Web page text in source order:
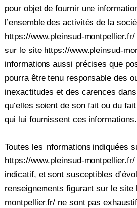
pour objet de fournir une
l’ensemble des activités de la
https://www.pleinsud-montpellier.fr/
sur le site https://www.pleinsud-
informations aussi précises que
pourra être tenu responsable des
inexactitudes et des carences
qu’elles soient de son fait ou du
qui lui fournissent ces informations.
Toutes les informations indiquées
https://www.pleinsud-
indicatif, et sont susceptibles
renseignements figurant sur le site
montpellier.fr/ ne sont pas